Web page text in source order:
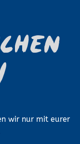
wir nur mit eurer